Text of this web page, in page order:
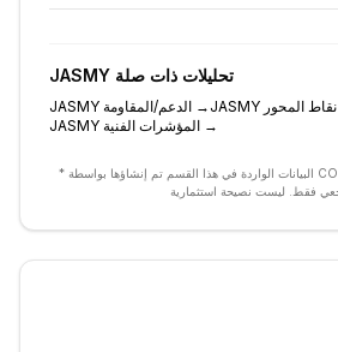
JASMY تحليلات ذات صلة
JASMY الدعم/المقاومة → JASMY نقاط المحور
JASMY المؤشرات الفنية →
* البيانات الواردة في هذا القسم تم إنشاؤها بواسطة COINOTAG AI وهي للاستخدام